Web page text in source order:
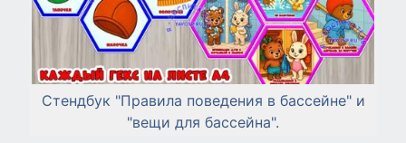
Стендбук "Правила поведения в бассейне" и
"вещи для бассейна".